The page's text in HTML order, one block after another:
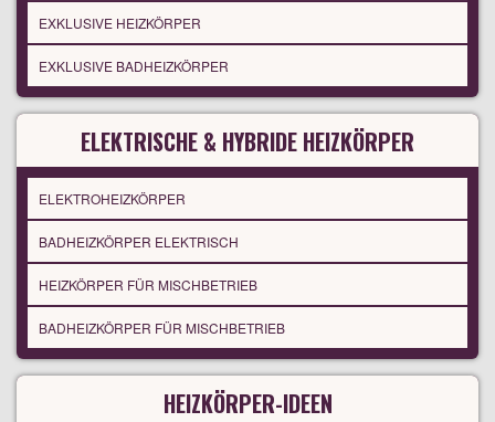
EXKLUSIVE HEIZKÖRPER
EXKLUSIVE BADHEIZKÖRPER
ELEKTRISCHE & HYBRIDE HEIZKÖRPER
ELEKTROHEIZKÖRPER
BADHEIZKÖRPER ELEKTRISCH
HEIZKÖRPER FÜR MISCHBETRIEB
BADHEIZKÖRPER FÜR MISCHBETRIEB
HEIZKÖRPER-IDEEN